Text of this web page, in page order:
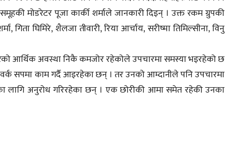
मोडरेटर पूजा कार्की शर्माले जानकारी दिइन् । उक्त रकम ग्रुपकी
गिता घिमिरे, शैलजा तीवारी, रिया आर्चाय, सरीष्मा तिमिल्सीना, विनु
आर्थिक अवस्था निकै कमजोर रहेकोले उपचारमा समस्या भइरहेको छ
सपमा काम गर्दै आइरहेका छन् । तर उनको आम्दानीले पनि उपचारमा
लागि अनुरोध गरिरहेका छन् । एक छोरीकी आमा समेत रहेकी उनका